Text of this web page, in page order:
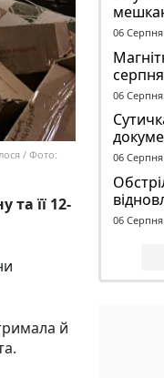
/ Фото:
та її 12-
й
до 2
06 Серпня
06 Серпня
ТЦК
06 Серпня
06 Серпня